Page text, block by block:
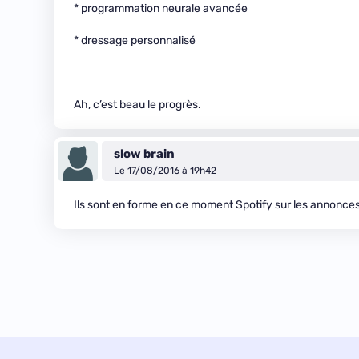
* programmation neurale avancée
* dressage personnalisé
Ah, c’est beau le progrès.
slow brain
Le 17/08/2016 à 19h42
Ils sont en forme en ce moment Spotify sur les